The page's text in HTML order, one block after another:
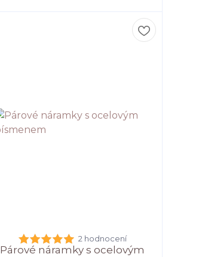
2 hodnocení
Párové náramky s ocelovým